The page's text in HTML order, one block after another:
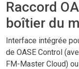
Raccord
boîtier du
Interface intégrée
de OASE Control
FM-Master Cloud)